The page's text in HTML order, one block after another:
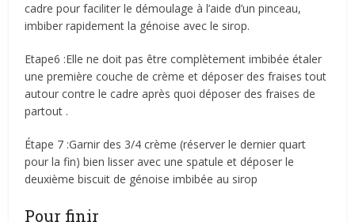
cadre pour faciliter le démoulage à l’aide d’un pinceau,
imbiber rapidement la génoise avec le sirop.
Etape6 :Elle ne doit pas être complètement imbibée étaler
une première couche de crème et déposer des fraises tout
autour contre le cadre après quoi déposer des fraises de
partout .
Étape 7 :Garnir des 3/4 crème (réserver le dernier quart
pour la fin) bien lisser avec une spatule et déposer le
deuxième biscuit de génoise imbibée au sirop
Pour finir